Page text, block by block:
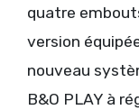
quatre
version
nouveau
B&O PLAY à